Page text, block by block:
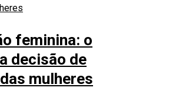
feminina: o
decisão de
mulheres